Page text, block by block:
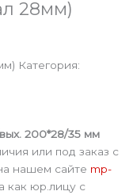
28мм)
Категория:
200*28/35 мм
или под заказ с
нашем сайте mp-
как юр.лицу с